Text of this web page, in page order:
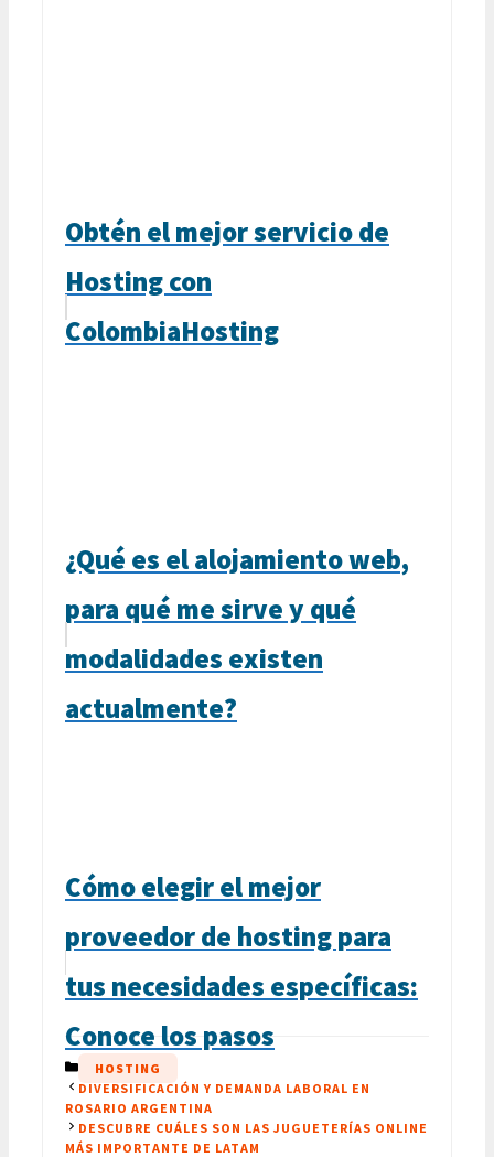
Obtén el mejor servicio de
Hosting con
ColombiaHosting
¿Qué es el alojamiento web,
para qué me sirve y qué
modalidades existen
actualmente?
Cómo elegir el mejor
proveedor de hosting para
tus necesidades específicas:
Conoce los pasos
CATEGORÍAS
HOSTING
DIVERSIFICACIÓN Y DEMANDA LABORAL EN
ROSARIO ARGENTINA
DESCUBRE CUÁLES SON LAS JUGUETERÍAS ONLINE
MÁS IMPORTANTE DE LATAM